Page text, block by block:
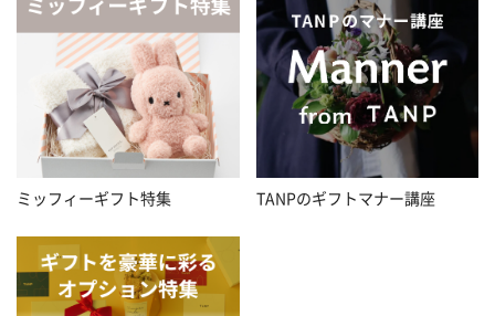
ミッフィーギフト特集 TANPのギフトマナー講座